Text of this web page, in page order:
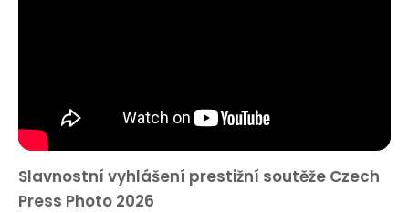
Slavnostní vyhlášení prestižní soutěže Czech
Press Photo 2026